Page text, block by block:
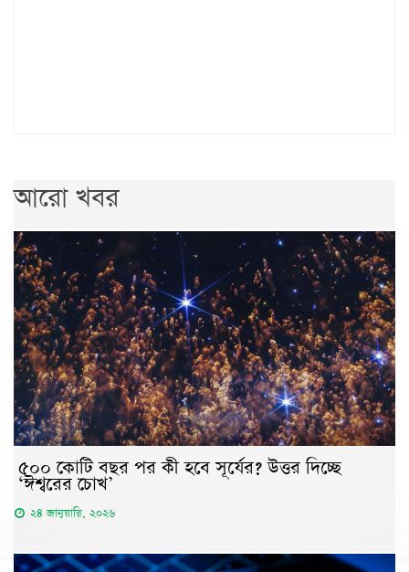
আরো খবর
৫০০ কোটি বছর পর কী হবে সূর্যের? উত্তর দিচ্ছে
‘ঈশ্বরের চোখ’
২৪ জানুয়ারি, ২০২৬